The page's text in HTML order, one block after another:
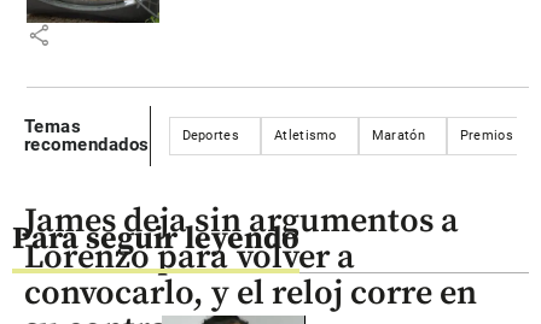
share
Temas
recomendados
Deportes Atletismo Maratón Premios
Para seguir leyendo
James deja sin argumentos a
Lorenzo para volver a
convocarlo, y el reloj corre en